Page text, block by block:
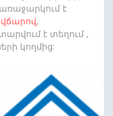
է
,
է տեղում ,
կողմից: